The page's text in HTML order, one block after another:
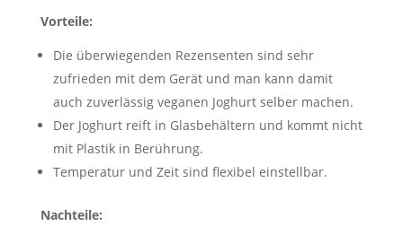
Vorteile:
Die überwiegenden Rezensenten sind sehr
zufrieden mit dem Gerät und man kann damit
auch zuverlässig veganen Joghurt selber machen.
Der Joghurt reift in Glasbehältern und kommt nicht
mit Plastik in Berührung.
Temperatur und Zeit sind flexibel einstellbar.
Nachteile: